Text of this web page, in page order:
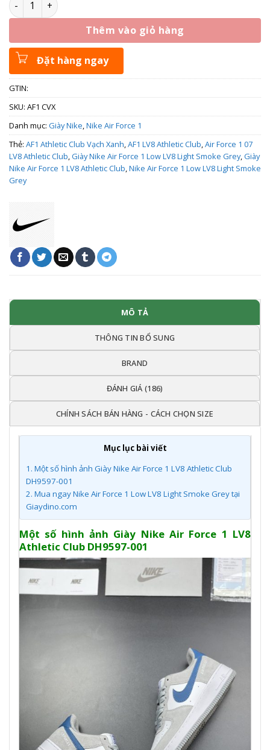
Thêm vào giỏ hàng
Đặt hàng ngay
GTIN:
SKU: AF1 CVX
Danh mục: Giày Nike Nike Air Force 1
Thẻ: AF1 Athletic Club Vạch Xanh AF1 LV8 Athletic Club Air Force 1 07
LV8 Athletic Club Giày Nike Air Force 1 Low LV8 Light Smoke Grey, Giày
Nike Air Force 1 LV8 Athletic Club Nike Air Force 1 Low LV8 Light Smoke
Grey
MÔ TẢ
THÔNG TIN BỔ SUNG
BRAND
ĐÁNH GIÁ (186)
CHÍNH SÁCH BÁN HÀNG - CÁCH CHỌN SIZE
Mục lục bài viết
1. Một số hình ảnh Giày Nike Air Force 1 LV8 Athletic Club
DH9597-001
2. Mua ngay Nike Air Force 1 Low LV8 Light Smoke Grey tại
Giaydino.com
Một số hình ảnh Giày Nike Air Force 1 LV8
Athletic Club DH9597-001